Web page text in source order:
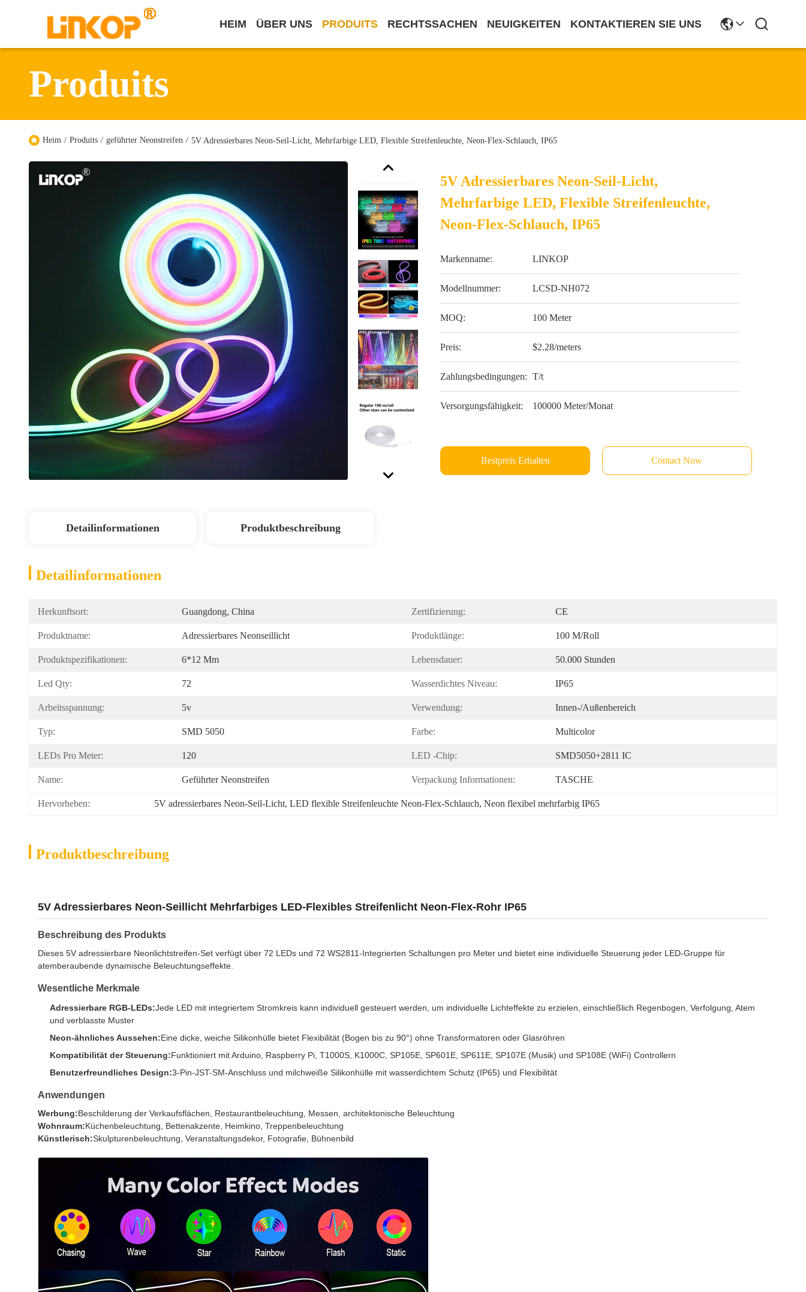
HEIM ÜBER UNS PRODUITS RECHTSSACHEN NEUIGKEITEN KONTAKTIEREN SIE UNS
Produits
Heim / Produits / geführter Neonstreifen / 5V Adressierbares Neon-Seil-Licht, Mehrfarbige LED, Flexible Streifenleuchte, Neon-Flex-Schlauch, IP65
5V Adressierbares Neon-Seil-Licht,
Mehrfarbige LED, Flexible Streifenleuchte,
Neon-Flex-Schlauch, IP65
Markenname: LINKOP
Modellnummer: LCSD-NH072
MOQ: 100 Meter
Preis: $2.28/meters
Zahlungsbedingungen: T/t
Versorgungsfähigkeit: 100000 Meter/Monat
Bestpreis Erhalten Contact Now
Detailinformationen Produktbeschreibung
Detailinformationen
Herkunftsort: Guangdong, China Zertifizierung: CE
Produktname: Adressierbares Neonseillicht Produktlänge: 100 M/Roll
Produktspezifikationen: 6*12 Mm Lebensdauer: 50.000 Stunden
Led Qty: 72 Wasserdichtes Niveau: IP65
Arbeitsspannung: 5v Verwendung: Innen-/Außenbereich
Typ: SMD 5050 Farbe: Multicolor
LEDs Pro Meter: 120 LED -Chip: SMD5050+2811 IC
Name: Geführter Neonstreifen Verpackung Informationen: TASCHE
Hervorheben: 5V adressierbares Neon-Seil-Licht, LED flexible Streifenleuchte Neon-Flex-Schlauch, Neon flexibel mehrfarbig IP65
Produktbeschreibung
5V Adressierbares Neon-Seillicht Mehrfarbiges LED-Flexibles Streifenlicht Neon-Flex-Rohr IP65
Beschreibung des Produkts
Dieses 5V adressierbare Neonlichtstreifen-Set verfügt über 72 LEDs und 72 WS2811-Integrierten Schaltungen pro Meter und bietet eine individuelle Steuerung jeder LED-Gruppe für
atemberaubende dynamische Beleuchtungseffekte.
Wesentliche Merkmale
Adressierbare RGB-LEDs:Jede LED mit integriertem Stromkreis kann individuell gesteuert werden, um individuelle Lichteffekte zu erzielen, einschließlich Regenbogen, Verfolgung, Atem
und verblasste Muster
Neon-ähnliches Aussehen:Eine dicke, weiche Silikonhülle bietet Flexibilität (Bogen bis zu 90°) ohne Transformatoren oder Glasröhren
Kompatibilität der Steuerung:Funktioniert mit Arduino, Raspberry Pi, T1000S, K1000C, SP105E, SP601E, SP611E, SP107E (Musik) und SP108E (WiFi) Controllern
Benutzerfreundliches Design:3-Pin-JST-SM-Anschluss und milchweiße Silikonhülle mit wasserdichtem Schutz (IP65) und Flexibilität
Anwendungen
Werbung:Beschilderung der Verkaufsflächen, Restaurantbeleuchtung, Messen, architektonische Beleuchtung
Wohnraum:Küchenbeleuchtung, Bettenakzente, Heimkino, Treppenbeleuchtung
Künstlerisch:Skulpturenbeleuchtung, Veranstaltungsdekor, Fotografie, Bühnenbild